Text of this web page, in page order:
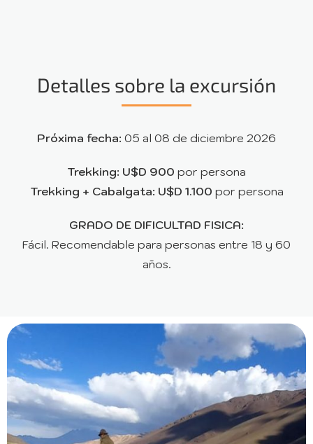
Detalles sobre la excursión
Próxima fecha: 05 al 08 de diciembre 2026
Trekking: U$D 900 por persona
Trekking + Cabalgata: U$D 1.100 por persona
GRADO DE DIFICULTAD FISICA:
Fácil. Recomendable para personas entre 18 y 60
años.